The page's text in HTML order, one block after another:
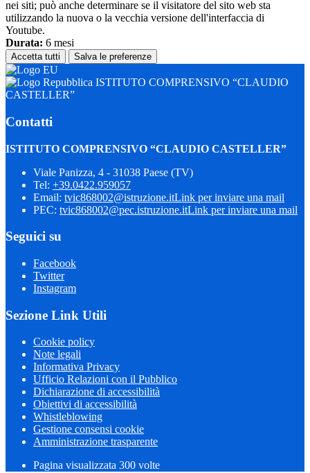
nei siti; può anche determinare se il visitatore del sito web sta
utilizzando la nuova o la vecchia versione dell'interfaccia di
Youtube.
Durata: 6 mesi
Accetta tutti Salva le preferenze
ISTITUTO COMPRENSIVO “CLAUDIO
CASTELLER”
Contatti
ISTITUTO COMPRENSIVO “CLAUDIO CASTELLER”
Viale Panizza, 4 - 31038 Paese (TV)
Tel: +39.0422.959057
Email: tvic868002@istruzione.itLink per inviare una mail
PEC: tvic868002@pec.istruzione.itLink per inviare una mail
Seguici su
Facebook
Twitter
Instagram
Sezione Link Utili
Cookie policy
Note legali
Informativa Privacy
Ufficio Relazioni con il Pubblico
Dichiarazione di accessibilità
Obiettivi di accessibilità
Whistleblowing
Gestione consensi cookie
Amministrazione trasparente
Pagina visualizzata 300 volte